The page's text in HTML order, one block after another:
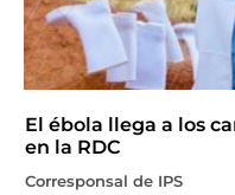
El ébola llega a los
en la RDC
Corresponsal de IPS